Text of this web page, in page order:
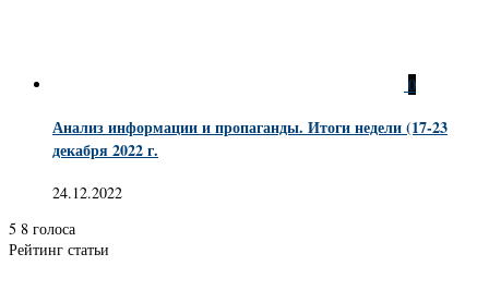
0
Анализ информации и пропаганды. Итоги недели (17-23
декабря 2022 г.
24.12.2022
5 8 голоса
Рейтинг статьи